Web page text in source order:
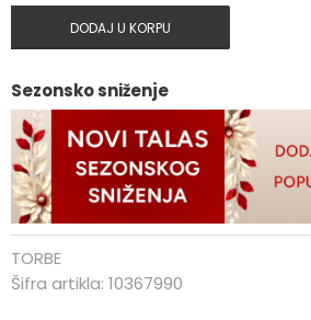
DODAJ U KORPU
Sezonsko sniženje
TORBE
Šifra artikla: 10367990